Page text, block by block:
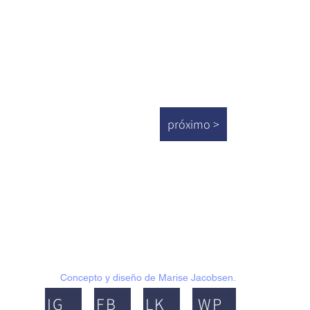
próximo >
Concepto y diseño de Marise Jacobsen.
IG FB LK WP